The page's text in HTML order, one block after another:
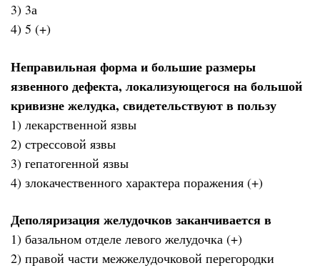
3) 3а
4) 5 (+)
Неправильная форма и большие размеры
язвенного дефекта, локализующегося на большой
кривизне желудка, свидетельствуют в пользу
1) лекарственной язвы
2) стрессовой язвы
3) гепатогенной язвы
4) злокачественного характера поражения (+)
Деполяризация желудочков заканчивается в
1) базальном отделе левого желудочка (+)
2) правой части межжелудочковой перегородки